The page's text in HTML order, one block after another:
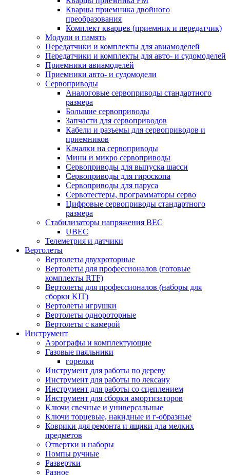
Кварцы приемника двойного
преобразования
Комплект кварцев (приемник и передатчик)
Модули и память
Передатчики и комплекты для авиамоделей
Передатчики и комплекты для авто- и судомоделей
Приемники авиамоделей
Приемники авто- и судомодели
Сервоприводы
Аналоговые сервоприводы стандартного
размера
Большие сервоприводы
Запчасти для сервоприводов
Кабели и разъемы для сервоприводов и
приемников
Качалки на сервоприводы
Мини и микро сервоприводы
Сервоприводы для выпуска шасси
Сервоприводы для гироскопа
Сервоприводы для паруса
Сервотестеры, программаторы серво
Цифровые сервоприводы стандартного
размера
Стабилизаторы напряжения BEC
UBEC
Телеметрия и датчики
Вертолеты
Вертолеты двухроторные
Вертолеты для профессионалов (готовые
комплекты RTF)
Вертолеты для профессионалов (наборы для
сборки KIT)
Вертолеты игрушки
Вертолеты однороторные
Вертолеты с камерой
Инструмент
Аэрографы и комплектующие
Газовые паяльники
горелки
Инструмент для работы по дереву
Инструмент для работы по лексану
Инструмент для работы со сцеплением
Инструмент для сборки амортизаторов
Ключи свечные и универсальные
Ключи торцевые, накидные и г-образные
Коврики для ремонта и ящики дла мелких
предметов
Отвертки и наборы
Помпы ручные
Развертки
Разное